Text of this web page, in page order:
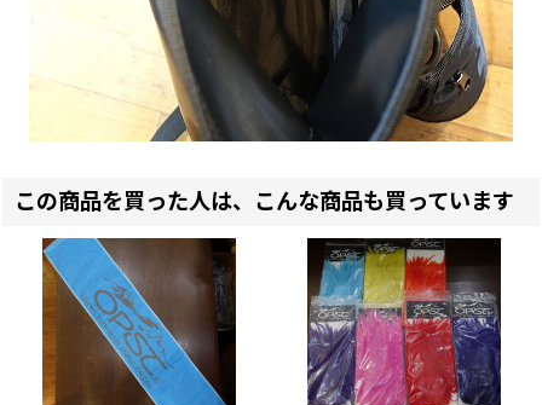
この商品を買った人は、こんな商品も買っています